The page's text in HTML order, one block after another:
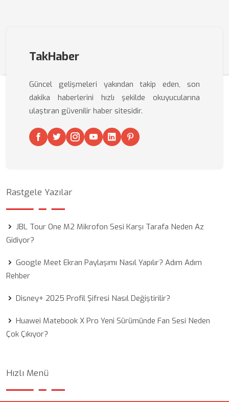
TakHaber
Güncel gelişmeleri yakından takip eden, son
dakika haberlerini hızlı şekilde okuyucularına
ulaştıran güvenilir haber sitesidir.
Rastgele Yazılar
JBL Tour One M2 Mikrofon Sesi Karşı Tarafa Neden Az
Gidiyor?
Google Meet Ekran Paylaşımı Nasıl Yapılır? Adım Adım
Rehber
Disney+ 2025 Profil Şifresi Nasıl Değiştirilir?
Huawei Matebook X Pro Yeni Sürümünde Fan Sesi Neden
Çok Çıkıyor?
Hızlı Menü